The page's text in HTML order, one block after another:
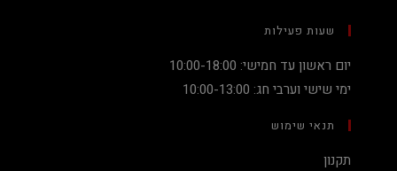
שעות פעילות
יום ראשון עד חמישי: 10:00-18:00
ימי שישי וערבי חג: 10:00-13:00
תנאי שימוש
תקנון